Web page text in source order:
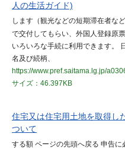
人の生活ガイド)
します（観光などの短期滞在者な
で交付してもらい、外国人登録原
いろいろな手続に利用できます。
名及び続柄、
https://www.pref.saitama.lg.jp/
サイズ：46.397KB
住宅又は住宅用土地を取得し
ついて
する額 ページの先頭へ戻る 申告